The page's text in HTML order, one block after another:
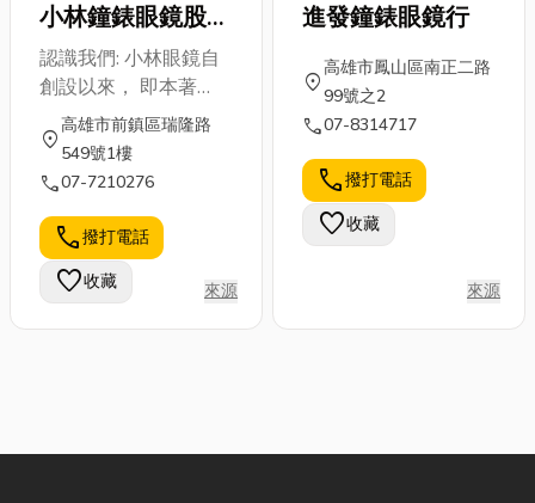
小林鐘錶眼鏡股份
有限公司
認識我們: 小林眼鏡自
創設以來， 即本著
「誠信、實在」 的經
營態度來服務顧客，
並對所有員工宣示推廣
精神， 且以落實小林
眼鏡多年堅持「經營現
代化、技術專業化、服
服務品質的高度要求與
location_on
高雄市前鎮區瑞隆路
549號1樓
call07-7210276
call撥打電話
favorite收藏 來源
進發鐘錶眼鏡行
location_on
高雄市鳳山區南正二路
99號之2
call07-8314717
call撥打電話
favorite收藏
來源